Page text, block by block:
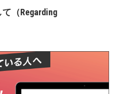
（Regarding